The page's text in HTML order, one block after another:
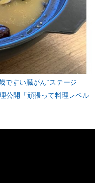
すい臓がん“ステージ
公開「頑張って料理レベル